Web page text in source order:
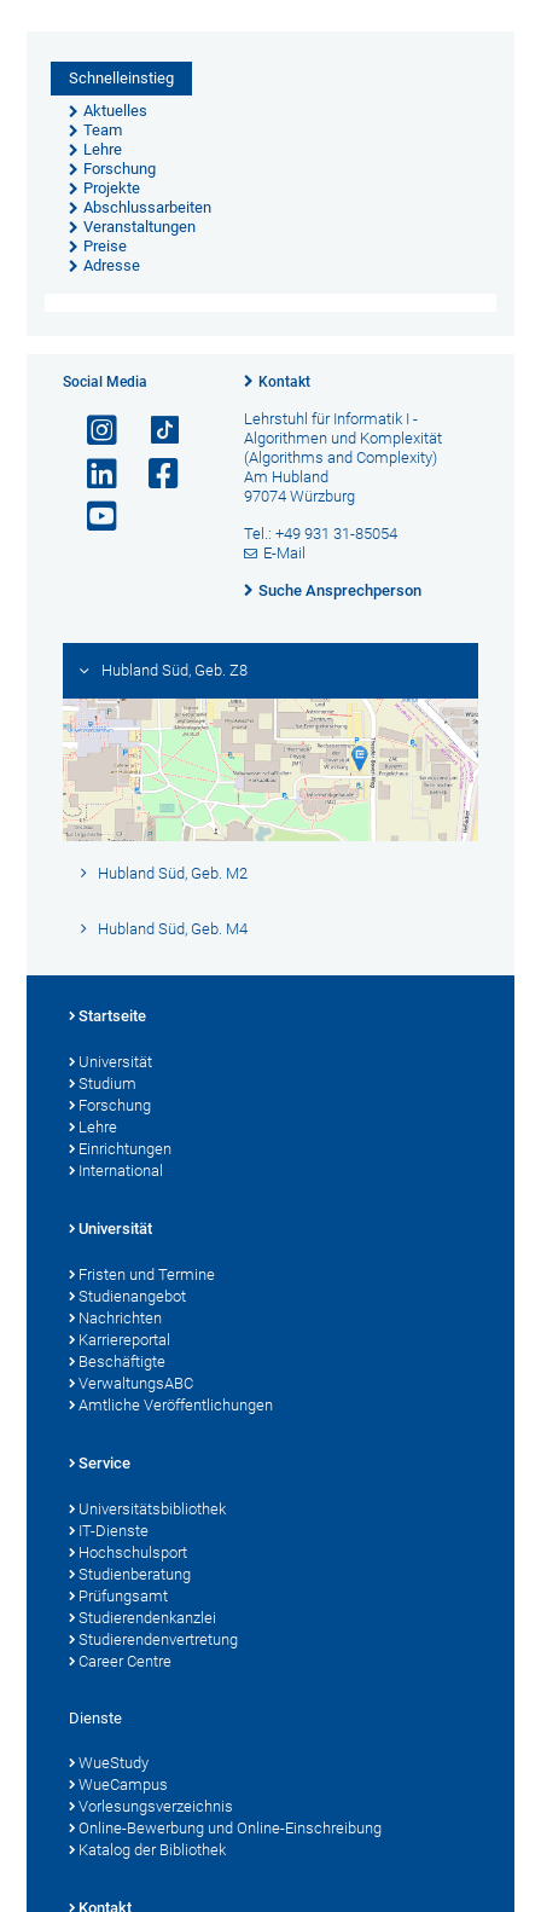
Schnelleinstieg
Aktuelles
Team
Lehre
Forschung
Projekte
Abschlussarbeiten
Veranstaltungen
Preise
Adresse
Social Media Kontakt
Lehrstuhl für Informatik I -
Algorithmen und Komplexität
(Algorithms and Complexity)
Am Hubland
97074 Würzburg
Tel.: +49 931 31-85054
E-Mail
Suche Ansprechperson
Hubland Süd, Geb. Z8
Hubland Süd, Geb. M2
Hubland Süd, Geb. M4
Startseite
Universität
Studium
Forschung
Lehre
Einrichtungen
International
Universität
Fristen und Termine
Studienangebot
Nachrichten
Karriereportal
Beschäftigte
VerwaltungsABC
Amtliche Veröffentlichungen
Service
Universitätsbibliothek
IT-Dienste
Hochschulsport
Studienberatung
Prüfungsamt
Studierendenkanzlei
Studierendenvertretung
Career Centre
Dienste
WueStudy
WueCampus
Vorlesungsverzeichnis
Online-Bewerbung und Online-Einschreibung
Katalog der Bibliothek
Kontakt